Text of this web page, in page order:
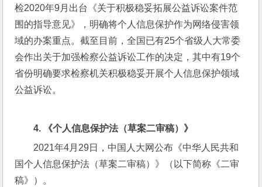
检2020年9月出台《关于积极稳妥拓展公益诉讼案件范
围的指导意见》，明确将个人信息保护作为网络侵害领
域的办案重点。截至目前，全国已有25个省级人大常委
会作出关于加强检察公益诉讼工作的决定，其中有19个
省份明确要求检察机关积极稳妥开展个人信息保护领域
公益诉讼。
4.
《个人信息保护法（草案二审稿）》
2021年4月29日，中国人大网公布《中华人民共和
国个人信息保护法（草案二审稿）》（以下简称《二审
稿》）。